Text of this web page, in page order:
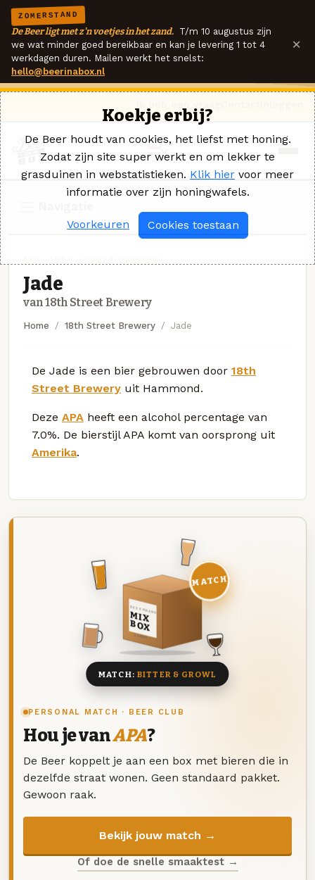
ZOMERSTAND
De Beer ligt met z'n voetjes in het zand. T/m 10 augustus zijn
we wat minder goed bereikbaar en kan je levering 1 tot 4
werkdagen duren. Mailen werkt het snelst:
hello@beerinabox.nl
×
Jade
van 18th Street Brewery
Home 18th Street Brewery Jade
De Jade is een bier gebrouwen door 18th
Street Brewery uit Hammond.
Deze APA heeft een alcohol percentage van
7.0%. De bierstijl APA komt van oorsprong uit
Amerika.
PERSONAL MATCH · BEER CLUB
Hou je vanAPA?
De Beer koppelt je aan een box met bieren die in
dezelfde straat wonen. Geen standaard pakket.
Gewoon raak.
Bekijk jouw match →
Of doe de snelle smaaktest →
DEZE MAAND
MIX
BOX
8 BIEREN
MATCH
MATCH: BITTER & GROWL
Koekje erbij?
De Beer houdt van cookies, het liefst met honing.
Zodat zijn site super werkt en om lekker te
grasduinen in webstatistieken. Klik hier voor meer
informatie over zijn honingwafels.
Voorkeuren Cookies toestaan